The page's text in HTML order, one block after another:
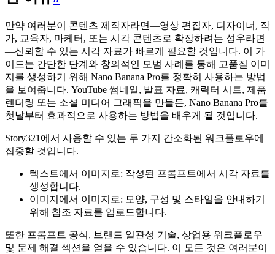
만약 여러분이 콘텐츠 제작자라면—영상 편집자, 디자이너, 작
가, 교육자, 마케터, 또는 시각 콘텐츠로 확장하려는 성우라면
—신뢰할 수 있는 시각 자료가 빠르게 필요할 것입니다. 이 가
이드는 간단한 단계와 창의적인 모범 사례를 통해 고품질 이미
지를 생성하기 위해 Nano Banana Pro를 정확히 사용하는 방법
을 보여줍니다. YouTube 썸네일, 발표 자료, 캐릭터 시트, 제품
렌더링 또는 소셜 미디어 그래픽을 만들든, Nano Banana Pro를
첫날부터 효과적으로 사용하는 방법을 배우게 될 것입니다.
Story321에서 사용할 수 있는 두 가지 간소화된 워크플로우에
집중할 것입니다.
텍스트에서 이미지로: 작성된 프롬프트에서 시각 자료를
생성합니다.
이미지에서 이미지로: 모양, 구성 및 스타일을 안내하기
위해 참조 자료를 업로드합니다.
또한 프롬프트 공식, 브랜드 일관성 기술, 상업용 워크플로우
및 문제 해결 섹션을 얻을 수 있습니다. 이 모든 것은 여러분이